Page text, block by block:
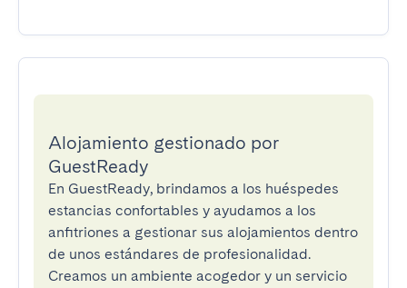
Alojamiento gestionado por
GuestReady
En GuestReady, brindamos a los huéspedes
estancias confortables y ayudamos a los
anfitriones a gestionar sus alojamientos dentro
de unos estándares de profesionalidad.
Creamos un ambiente acogedor y un servicio